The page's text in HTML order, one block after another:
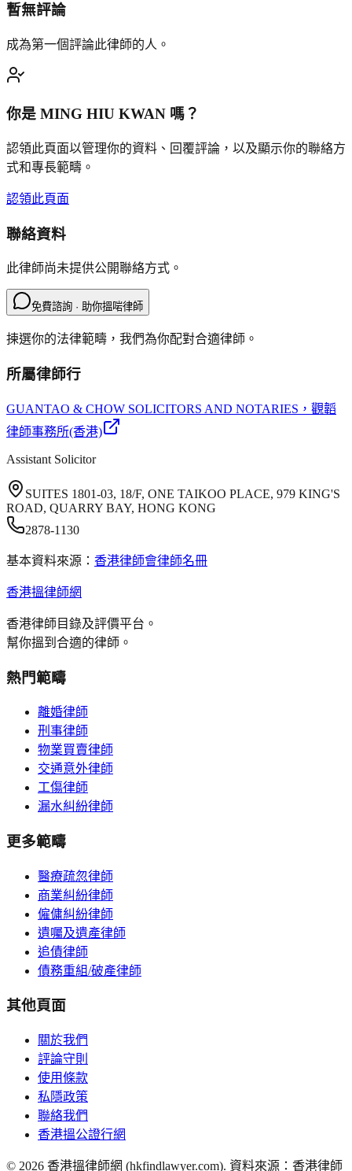
暫無評論
成為第一個評論此律師的人。
你是 MING HIU KWAN 嗎？
認領此頁面以管理你的資料、回覆評論，以及顯示你的聯絡方
式和專長範疇。
認領此頁面
聯絡資料
此律師尚未提供公開聯絡方式。
免費諮詢 · 助你搵啱律師
揀選你的法律範疇，我們為你配對合適律師。
所屬律師行
GUANTAO & CHOW SOLICITORS AND NOTARIES ，觀韜
律師事務所(香港)
Assistant Solicitor
SUITES 1801-03, 18/F, ONE TAIKOO PLACE, 979 KING'S
ROAD, QUARRY BAY, HONG KONG
2878-1130
基本資料來源： 香港律師會律師名冊
香港搵律師網
香港律師目錄及評價平台。
幫你搵到合適的律師。
熱門範疇
離婚律師
刑事律師
物業買賣律師
交通意外律師
工傷律師
漏水糾紛律師
更多範疇
醫療疏忽律師
商業糾紛律師
僱傭糾紛律師
遺囑及遺產律師
追債律師
債務重組/破產律師
其他頁面
關於我們
評論守則
使用條款
私隱政策
聯絡我們
香港搵公證行網
© 2026 香港搵律師網 (hkfindlawyer.com). 資料來源：香港律師